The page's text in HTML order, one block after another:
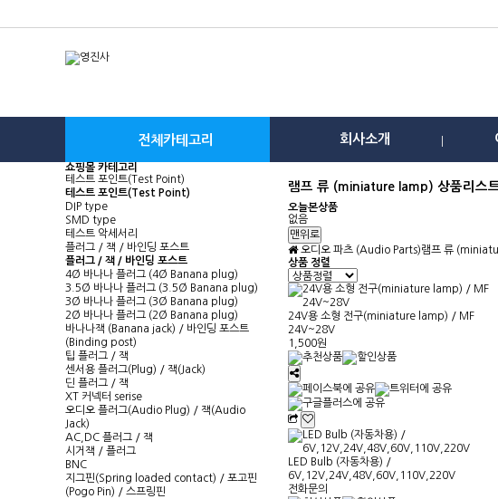
전체카테고리 회사소개
쇼핑몰 카테고리
테스트 포인트(Test Point)
테스트 포인트(Test Point)
DIP type
SMD type
테스트 악세서리
플러그 / 잭 / 바인딩 포스트
플러그 / 잭 / 바인딩 포스트
4Ø 바나나 플러그 (4Ø Banana plug)
3.5Ø 바나나 플러그 (3.5Ø Banana plug)
3Ø 바나나 플러그 (3Ø Banana plug)
2Ø 바나나 플러그 (2Ø Banana plug)
바나나잭 (Banana jack) / 바인딩 포스트
(Binding post)
팁 플러그 / 잭
센서용 플러그(Plug) / 잭(Jack)
딘 플러그 / 잭
XT 커넥터 serise
오디오 플러그(Audio Plug) / 잭(Audio
Jack)
AC,DC 플러그 / 잭
시거잭 / 플러그
BNC
지그핀(Spring loaded contact) / 포고핀
(Pogo Pin) / 스프링핀
램프 류 (miniature lamp) 상품리스
오늘본상품
없음
맨위로
오디오 파츠 (Audio Parts)램프 류
상품 정렬
24V용 소형 전구(miniature lamp) / MF
24V~28V
1,500원
LED Bulb (자동차용) /
6V,12V,24V,48V,60V,110V,220V
전화문의